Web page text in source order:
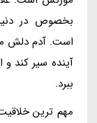
بخصوص در
است. آدم دلش
آینده سیر کند
ببرد.
مهم ترین